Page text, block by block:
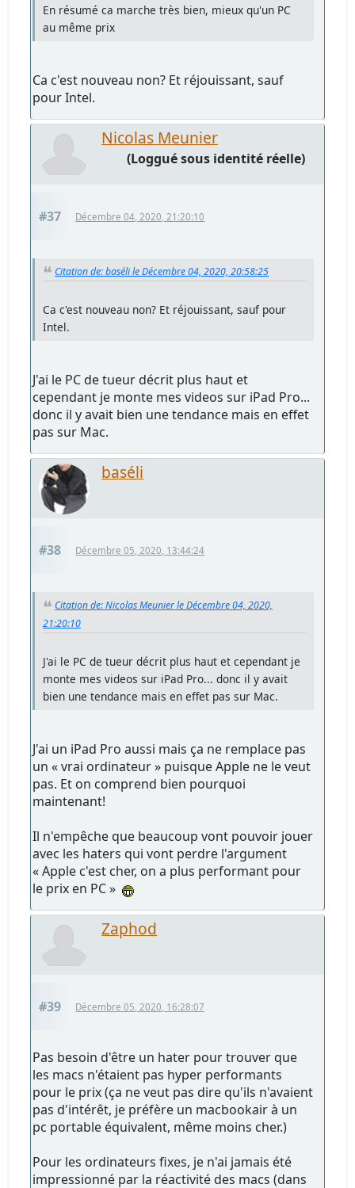
En résumé ca marche très bien, mieux qu'un PC
au même prix
Ca c'est nouveau non? Et réjouissant, sauf
pour Intel.
Nicolas Meunier
(Loggué sous identité réelle)
#37 Décembre 04, 2020, 21:20:10
Citation de: baséli le Décembre 04, 2020, 20:58:25
Ca c'est nouveau non? Et réjouissant, sauf pour
Intel.
J'ai le PC de tueur décrit plus haut et
cependant je monte mes videos sur iPad Pro...
donc il y avait bien une tendance mais en effet
pas sur Mac.
baséli
#38 Décembre 05, 2020, 13:44:24
Citation de: Nicolas Meunier le Décembre 04, 2020,
21:20:10
J'ai le PC de tueur décrit plus haut et cependant je
monte mes videos sur iPad Pro... donc il y avait
bien une tendance mais en effet pas sur Mac.
J'ai un iPad Pro aussi mais ça ne remplace pas
un « vrai ordinateur » puisque Apple ne le veut
pas. Et on comprend bien pourquoi
maintenant!
Il n'empêche que beaucoup vont pouvoir jouer
avec les haters qui vont perdre l'argument
« Apple c'est cher, on a plus performant pour
le prix en PC »
Zaphod
#39 Décembre 05, 2020, 16:28:07
Pas besoin d'être un hater pour trouver que
les macs n'étaient pas hyper performants
pour le prix (ça ne veut pas dire qu'ils n'avaient
pas d'intérêt, je préfère un macbookair à un
pc portable équivalent, même moins cher.)
Pour les ordinateurs fixes, je n'ai jamais été
impressionné par la réactivité des macs (dans